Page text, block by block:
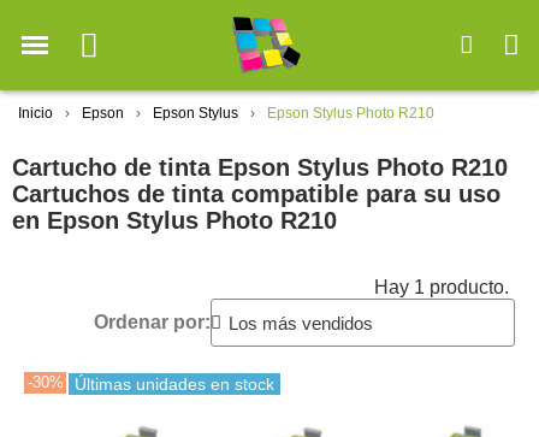
Inicio Epson Epson Stylus Epson Stylus Photo R210
Cartucho de tinta Epson Stylus Photo R210
Cartuchos de tinta compatible para su uso
en Epson Stylus Photo R210
Hay 1 producto.
Ordenar por:
-30% Últimas unidades en stock